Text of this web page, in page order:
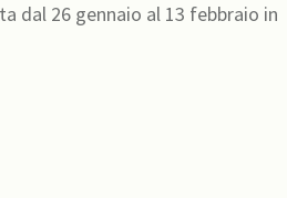
dal 26 gennaio al 13 febbraio in